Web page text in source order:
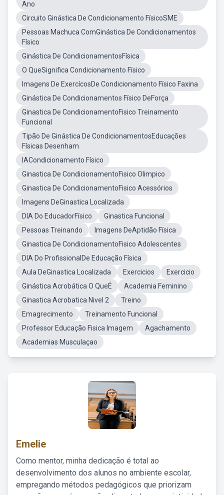
Ano
Circuito Ginástica De Condicionamento FísicoSME
Pessoas Machuca ComGinástica De Condicionamentos
Físico
Ginástica De CondicionamentosFísica
O QueSignifica Condicionamento Físico
Imagens De ExercícosDe Condicionamento Físico Faxina
Ginástica De Condicionamentos Físico DeForça
Ginastica De CondicionamentoFisico Treinamento
Funcional
Tipão De Ginástica De CondicionamentosEducações
Físicas Desenham
IACondicionamento Físico
Ginastica De CondicionamentoFisico Olimpico
Ginastica De CondicionamentoFisico Acessórios
Imagens DeGinastica Localizada
DIA Do EducadorFísico
Ginastica Funcional
Pessoas Treinando
Imagens DeAptidão Física
Ginastica De CondicionamentoFisico Adolescentes
DIA Do ProfissionalDe Educação Física
Aula DeGinastica Localizada
Exercicios
Exercicio
Ginástica Acrobática O QueÉ
Academia Feminino
Ginastica Acrobatica Nivel 2
Treino
Emagrecimento
Treinamento Funcional
Professor Educação Fisica Imagem
Agachamento
Academias Musculaçao
Emelie
Como mentor, minha dedicação é total ao
desenvolvimento dos alunos no ambiente escolar,
empregando métodos pedagógicos que priorizam